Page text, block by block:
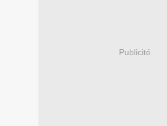
Publicité